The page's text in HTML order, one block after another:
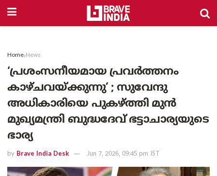
Home News
‘പ്രശംസനീയമായ പ്രവർത്തനം
കാഴ്ചവയ്ക്കുന്നു’ ; സുവേന്ദു
അധികാരിയെ പുകഴ്ത്തി മുൻ
മുഖ്യമന്ത്രി ബുദ്ധദേവ് ഭട്ടാചാര്യയുടെ
ഭാര്യ
by Brave India Desk Jun 7, 2026, 09:45 pm IST